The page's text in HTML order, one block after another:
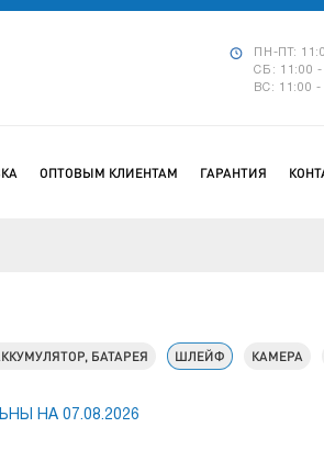
ПН-ПТ:
СБ: 11:00 -
ВС: 11:00 -
ОПТОВЫМ КЛИЕНТАМ ГАРАНТИЯ
БАТАРЕЯ ШЛЕЙФ КАМЕРА
НА 07.08.2026